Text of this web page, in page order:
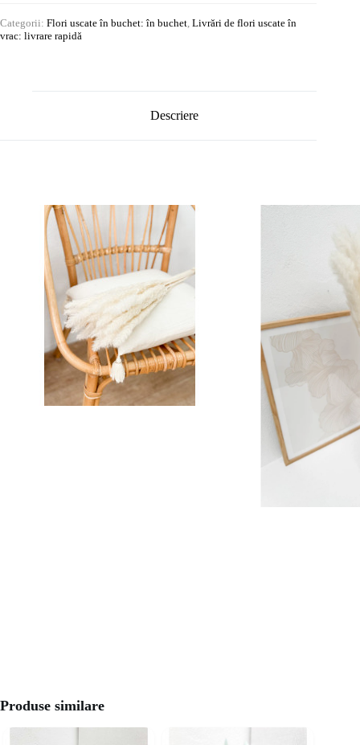
Categorii: Flori uscate în buchet: în buchet, Livrări de flori uscate în
vrac: livrare rapidă
Descriere
Produse similare